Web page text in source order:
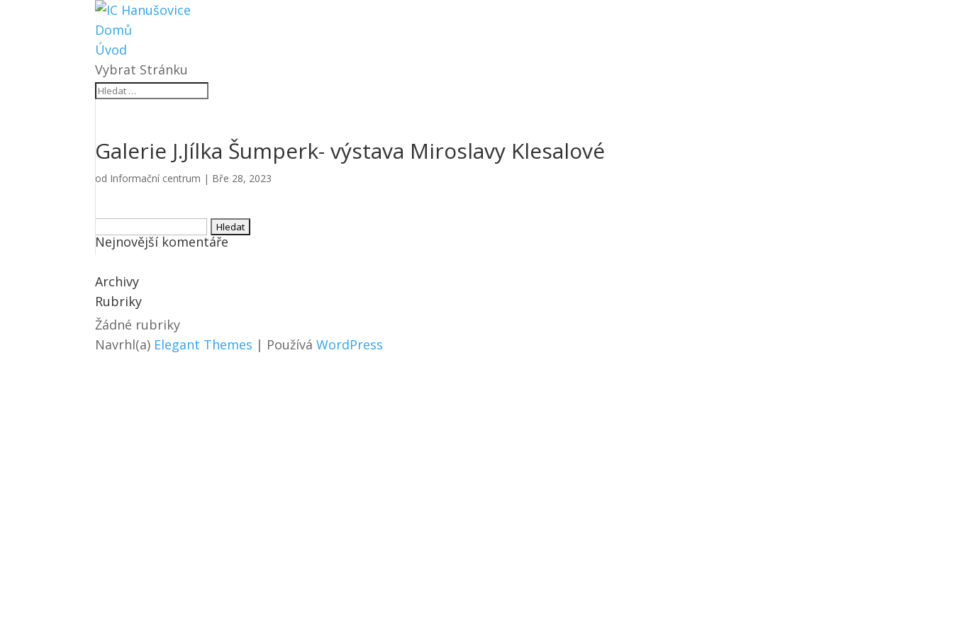
Domů
Úvod
Vybrat Stránku
Galerie J.Jílka Šumperk- výstava Miroslavy Klesalové
od Informační centrum | Bře 28, 2023
Vyhledávání
Nejnovější komentáře
Archivy
Rubriky
Žádné rubriky
Navrhl(a) Elegant Themes | PoužíváWordPress